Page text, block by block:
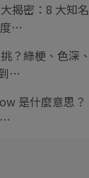
揭密：8 大知名
⋯
？綠梗、色深、
⋯
是什麼意思？